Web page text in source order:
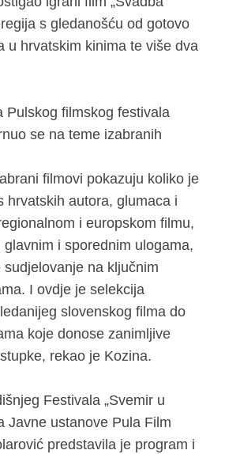
s gledanošću od gotovo
u hrvatskim kinima te više dva
Pulskog filmskog festivala
se na teme izabranih
filmovi pokazuju koliko je
hrvatskih autora, glumaca i
i europskom filmu,
i sporednim ulogama,
na ključnim
I ovdje je selekcija
slovenskog filma do
koje donose zanimljive
rekao je Kozina.
Festivala „Svemir u
Javne ustanove Pula Film
predstavila je program i